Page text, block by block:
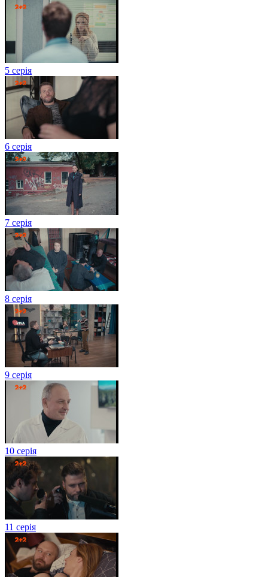
5 серія
6 серія
7 серія
8 серія
9 серія
10 серія
11 серія